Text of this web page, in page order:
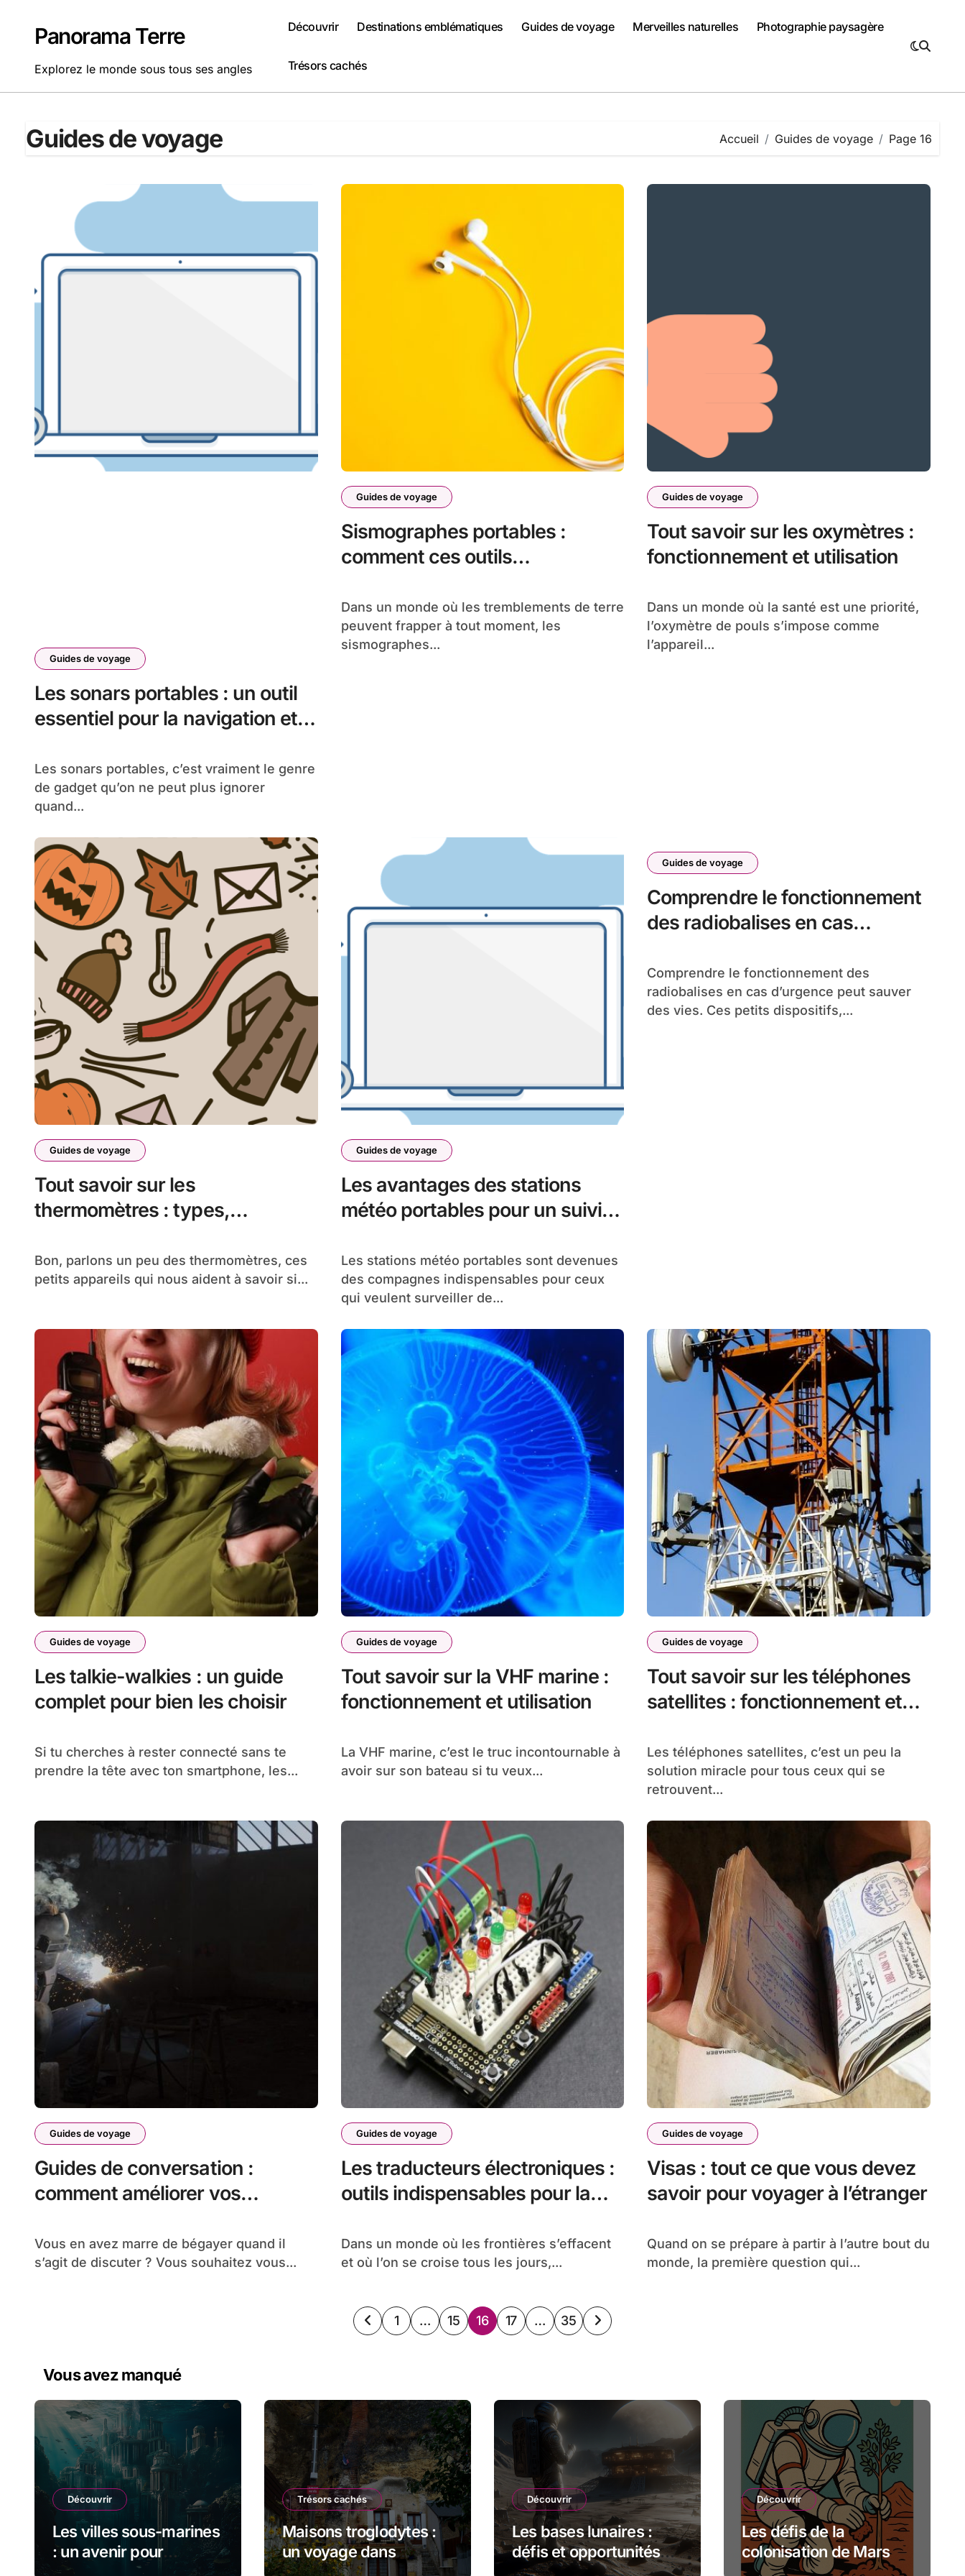
contenuPanorama Terre
Explorez le monde sous tous ses angles
Découvrir Destinations emblématiques Guides de voyage Merveilles naturelles Photographie paysagère
Trésors cachés
Guides de voyage Accueil Guides de voyage Page 16
Guides de voyage
Les sonars portables : un outil
essentiel pour la navigation et la
Les sonars portables, c’est vraiment le genre
de gadget qu’on ne peut plus ignorer
quand...
Guides de voyage
Sismographes portables :
comment ces outils
sismique
Dans un monde où les tremblements de terre
peuvent frapper à tout moment, les
sismographes...
Guides de voyage
Tout savoir sur les oxymètres :
fonctionnement et utilisation
Dans un monde où la santé est une priorité,
l’oxymètre de pouls s’impose comme
l’appareil...
Guides de voyage
Tout savoir sur les
thermomètres : types,
Bon, parlons un peu des thermomètres, ces
petits appareils qui nous aident à savoir si...
Guides de voyage
Les avantages des stations
météo portables pour un suivi
climatiques
Les stations météo portables sont devenues
des compagnes indispensables pour ceux
qui veulent surveiller de...
Guides de voyage
Comprendre le fonctionnement
des radiobalises en cas
Comprendre le fonctionnement des
radiobalises en cas d’urgence peut sauver
des vies. Ces petits dispositifs,...
Guides de voyage
Les talkie-walkies : un guide
complet pour bien les choisir
Si tu cherches à rester connecté sans te
prendre la tête avec ton smartphone, les...
Guides de voyage
Tout savoir sur la VHF marine :
fonctionnement et utilisation
La VHF marine, c’est le truc incontournable à
avoir sur son bateau si tu veux...
Guides de voyage
Tout savoir sur les téléphones
satellites : fonctionnement et
Les téléphones satellites, c’est un peu la
solution miracle pour tous ceux qui se
retrouvent...
Guides de voyage
Guides de conversation :
comment améliorer vos
communication
Vous en avez marre de bégayer quand il
s’agit de discuter ? Vous souhaitez vous...
Guides de voyage
Les traducteurs électroniques :
outils indispensables pour la
Dans un monde où les frontières s’effacent
et où l’on se croise tous les jours,...
Guides de voyage
Visas : tout ce que vous devez
savoir pour voyager à l’étranger
Quand on se prépare à partir à l’autre bout du
monde, la première question qui...
Pagination
1 … 15 16 17 … 35
Vous avez manqué
Découvrir
Les villes sous-marines
: un avenir pour
l’urbanisme durable
Trésors cachés
Maisons troglodytes :
un voyage dans
l’histoire et
Découvrir
Les bases lunaires :
défis et opportunités
pour l’exploration
Découvrir
Les défis de la
colonisation de Mars